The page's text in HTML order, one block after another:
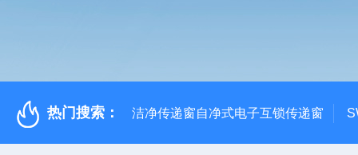
热门搜索： 洁净传递窗自净式电子互锁传递窗